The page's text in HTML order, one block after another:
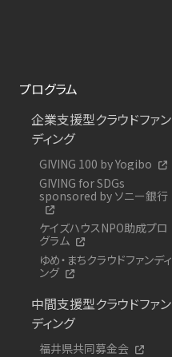
プログラム
企業支援型クラウドファン
ディング
GIVING 100 by Yogibo
GIVING for SDGs
sponsored by ソニー銀行
ケイズハウスNPO助成プロ
グラム
ゆめ・まちクラウドファンディ
ング
中間支援型クラウドファン
ディング
福井県共同募金会